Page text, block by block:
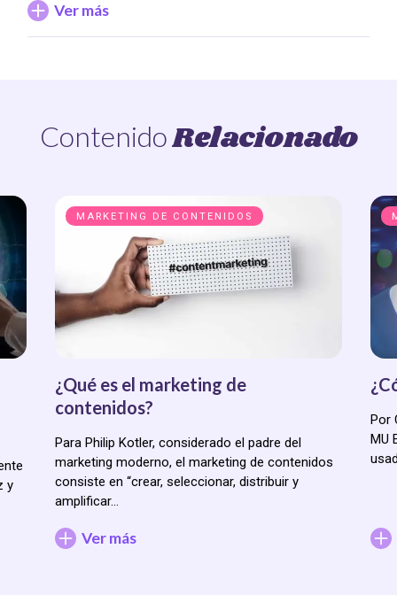
Ver más
ContenidoRelacionado
y
MARKETING DE CONTENIDOS
¿Qué es el marketing de
contenidos?
Para Philip Kotler, considerado el padre del
marketing moderno, el marketing de contenidos
consiste en “crear, seleccionar, distribuir y
amplificar…
Ver más
Por
MU